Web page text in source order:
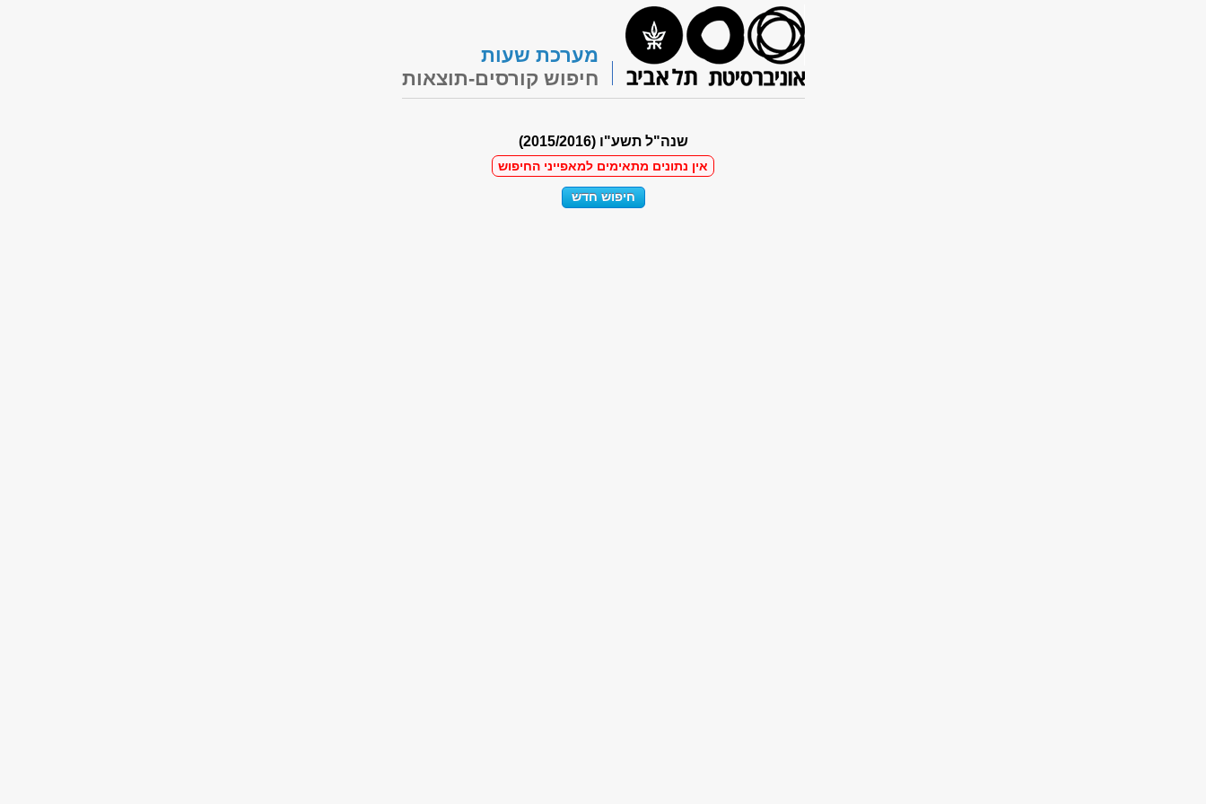
מערכת שעות
חיפוש קורסים-תוצאות
שנה"ל תשע"ו (2015/2016)
אין נתונים מתאימים למאפייני החיפוש
חיפוש חדש